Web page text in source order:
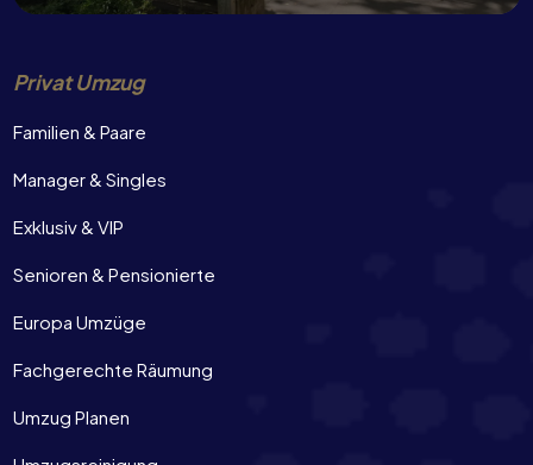
Privat Umzug
Familien & Paare
Manager & Singles
Exklusiv & VIP
Senioren & Pensionierte
Europa Umzüge
Fachgerechte Räumung
Umzug Planen